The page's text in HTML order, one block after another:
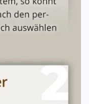
Versicherung nach
für die
des
Verkehrsunfällen
(unten)
alle Ansprüche, die